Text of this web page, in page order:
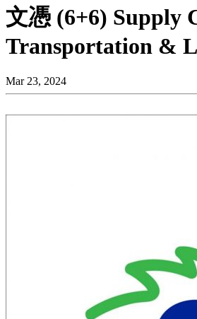
文憑 (6+6) Supply
Transportation &
Mar 23, 2024